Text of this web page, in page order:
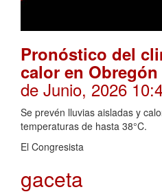
Pronóstico del
calor en
de Junio, 2026
Se prevén lluvias aisladas y
temperaturas de hasta 38°C.
El Congresista
gaceta